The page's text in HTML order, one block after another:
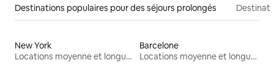
Destinations populaires pour des séjours prolongés
New York
Locations moyenne et longue durée
Barcelone
Locations moyenne et longue durée